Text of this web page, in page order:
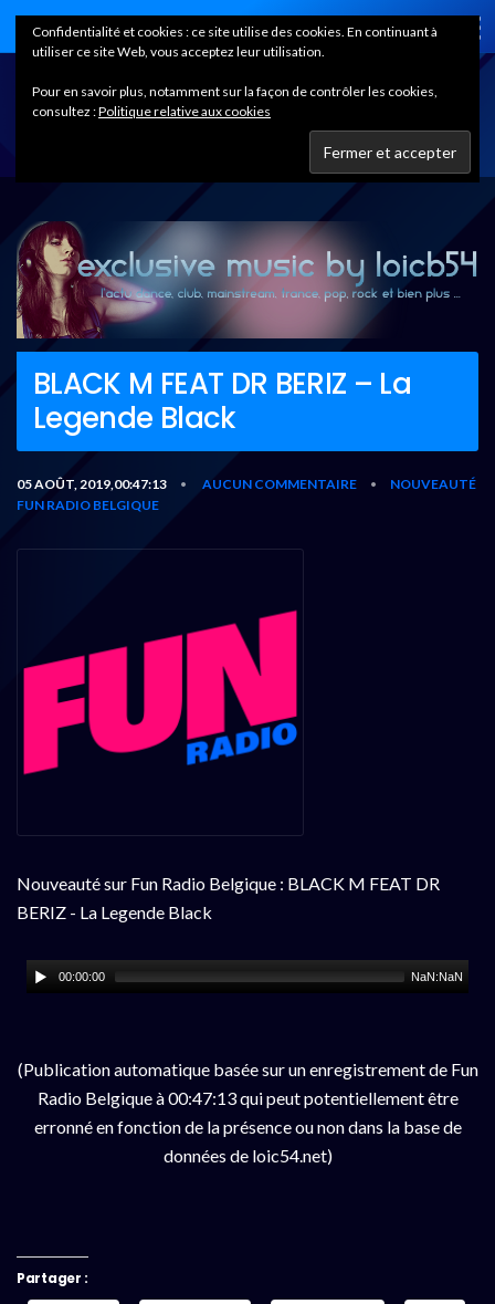
Home
BLACK M FEAT DR BERIZ – La
Legende Black
05 AOÛT, 2019,00:47:13 • AUCUN COMMENTAIRE •
NOUVEAUTÉ
FUN RADIO BELGIQUE
Nouveauté sur Fun Radio Belgique : BLACK M FEAT DR
BERIZ - La Legende Black
00:00:00 NaN:NaN
(Publication automatique basée sur un enregistrement de Fun
Radio Belgique à 00:47:13 qui peut potentiellement être
erronné en fonction de la présence ou non dans la base de
données de loic54.net)
Partager :
Confidentialité et cookies : ce site utilise des cookies. En continuant à
utiliser ce site Web, vous acceptez leur utilisation.
Pour en savoir plus, notamment sur la façon de contrôler les cookies,
consultez :Politique relative aux cookies